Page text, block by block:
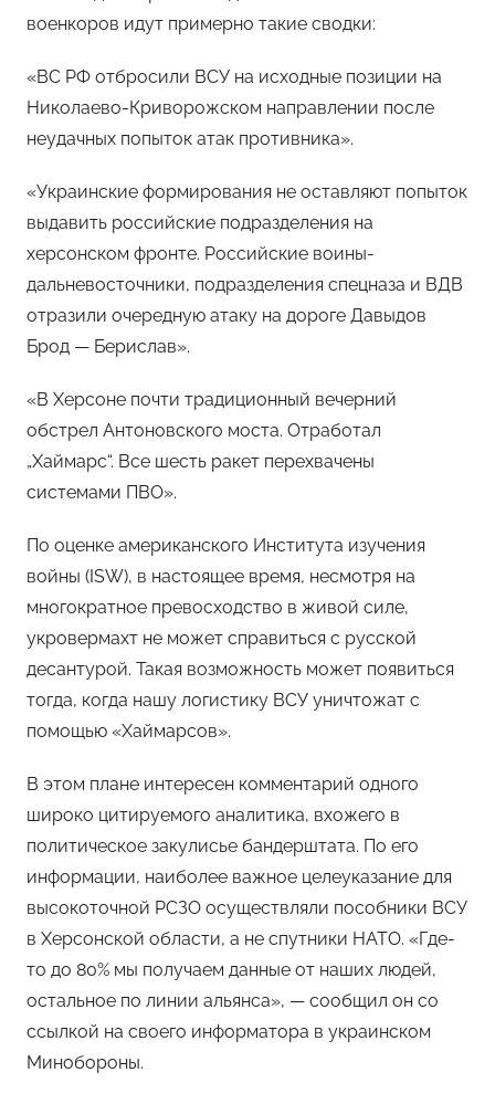
военкоров идут примерно такие сводки:
«ВС РФ отбросили ВСУ на исходные позиции на
Николаево-Криворожском направлении после
неудачных попыток атак противника».
«Украинские формирования не оставляют попыток
выдавить российские подразделения на
херсонском фронте. Российские воины-
дальневосточники, подразделения спецназа и ВДВ
отразили очередную атаку на дороге Давыдов
Брод — Берислав».
«В Херсоне почти традиционный вечерний
обстрел Антоновского моста. Отработал
„Хаймарс“. Все шесть ракет перехвачены
системами ПВО».
По оценке американского Института изучения
войны (ISW), в настоящее время, несмотря на
многократное превосходство в живой силе,
укровермахт не может справиться с русской
десантурой. Такая возможность может появиться
тогда, когда нашу логистику ВСУ уничтожат с
помощью «Хаймарсов».
В этом плане интересен комментарий одного
широко цитируемого аналитика, вхожего в
политическое закулисье бандерштата. По его
информации, наиболее важное целеуказание для
высокоточной РСЗО осуществляли пособники ВСУ
в Херсонской области, а не спутники НАТО. «Где-
то до 80% мы получаем данные от наших людей,
остальное по линии альянса», — сообщил он со
ссылкой на своего информатора в украинском
Минобороны.